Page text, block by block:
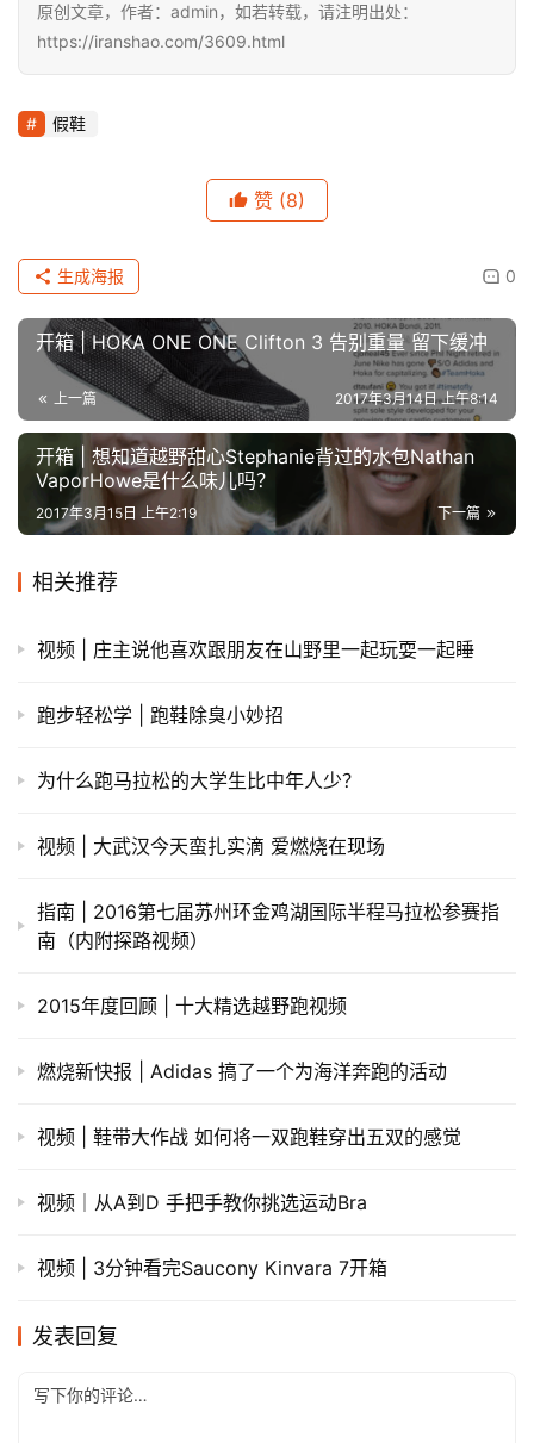
训
练
视
精
选
动
集
原创文章，作者：admin，如若转载，请注明出处：
https://iranshao.com/3609.html
假鞋
赞 (8)
0
生成海报
开箱 | HOKA ONE ONE Clifton 3 告别重量 留下缓冲
上一篇 2017年3月14日 上午8:14
开箱 | 想知道越野甜心Stephanie背过的水包Nathan
VaporHowe是什么味儿吗？
下一篇
2017年3月15日 上午2:19
相关推荐
视频 | 庄主说他喜欢跟朋友在山野里一起玩耍一起睡
跑步轻松学 | 跑鞋除臭小妙招
为什么跑马拉松的大学生比中年人少？
视频 | 大武汉今天蛮扎实滴 爱燃烧在现场
指南 | 2016第七届苏州环金鸡湖国际半程马拉松参赛指
南（内附探路视频）
2015年度回顾 | 十大精选越野跑视频
燃烧新快报 | Adidas 搞了一个为海洋奔跑的活动
视频 | 鞋带大作战 如何将一双跑鞋穿出五双的感觉
视频｜从A到D 手把手教你挑选运动Bra
视频 | 3分钟看完Saucony Kinvara 7开箱
发表回复